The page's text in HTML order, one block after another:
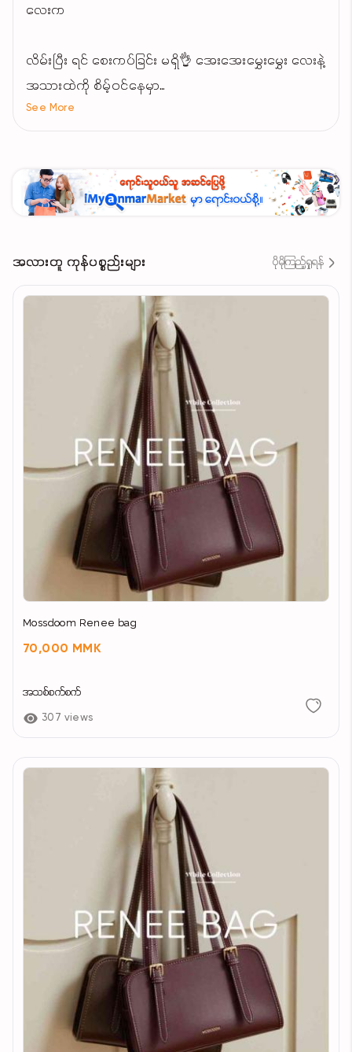
လေးက
လိမ်းပြီး ရင် စေးကပ်ခြင်း မရှိ👌 အေးအေးမွှေးမွှေး လေးနဲ့
အသားထဲကို စိမ့်ဝင်နေမှာ
💘ဖော်ကင်မဲ
💘ဂျိုင်းမဲ
ဖြေးဖြေးနဲ့ သက်သာစေမှာပါ
အနံ့ဆိုးတွေကစ ကင်းဝေးစေသော
နော်viber09983522957
See More
အလားတူ ကုန်ပစ္စည်းများ ပိုမိုကြည့်ရှုရန်
Mossdoom Renee bag
70,000 MMK
အသစ်စက်စက်
307 views